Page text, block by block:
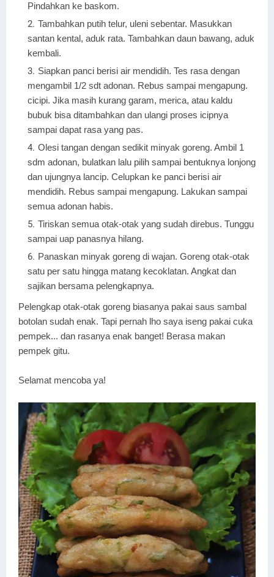
Pindahkan ke baskom.
Tambahkan putih telur, uleni sebentar. Masukkan
santan kental, aduk rata. Tambahkan daun bawang, aduk
kembali.
Siapkan panci berisi air mendidih. Tes rasa dengan
mengambil 1/2 sdt adonan. Rebus sampai mengapung.
cicipi. Jika masih kurang garam, merica, atau kaldu
bubuk bisa ditambahkan dan ulangi proses icipnya
sampai dapat rasa yang pas.
Olesi tangan dengan sedikit minyak goreng. Ambil 1
sdm adonan, bulatkan lalu pilih sampai bentuknya lonjong
dan ujungnya lancip. Celupkan ke panci berisi air
mendidih. Rebus sampai mengapung. Lakukan sampai
semua adonan habis.
Tiriskan semua otak-otak yang sudah direbus. Tunggu
sampai uap panasnya hilang.
Panaskan minyak goreng di wajan. Goreng otak-otak
satu per satu hingga matang kecoklatan. Angkat dan
sajikan bersama pelengkapnya.
Pelengkap otak-otak goreng biasanya pakai saus sambal
botolan sudah enak. Tapi pernah lho saya iseng pakai cuka
pempek... dan rasanya enak banget! Berasa makan
pempek gitu.
Selamat mencoba ya!